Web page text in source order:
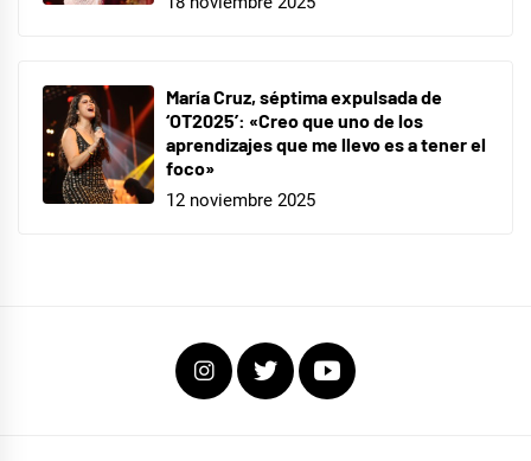
María Cruz, séptima expulsada de
‘OT2025’: «Creo que uno de los
aprendizajes que me llevo es a tener el
foco»
12 noviembre 2025
InstagramTwitterYoutube